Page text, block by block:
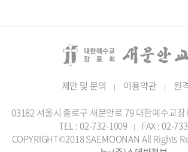
제안 및 문의 | 이용약관 | 원
03182 서울시 종로구 새문안로 79 대한예수교
TEL : 02-732-1009 |
FAX : 02-
COPYRIGHT©2018 SAEMOONAN All Rights